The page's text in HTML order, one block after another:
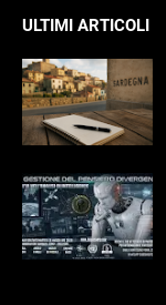
ULTIMI ARTICOLI